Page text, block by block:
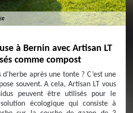
à Bernin avec Artisan LT
comme compost
après une tonte ? C’est une
souvent. A cela, Artisan LT vous
peuvent être utilisés pour le
écologique qui consiste à